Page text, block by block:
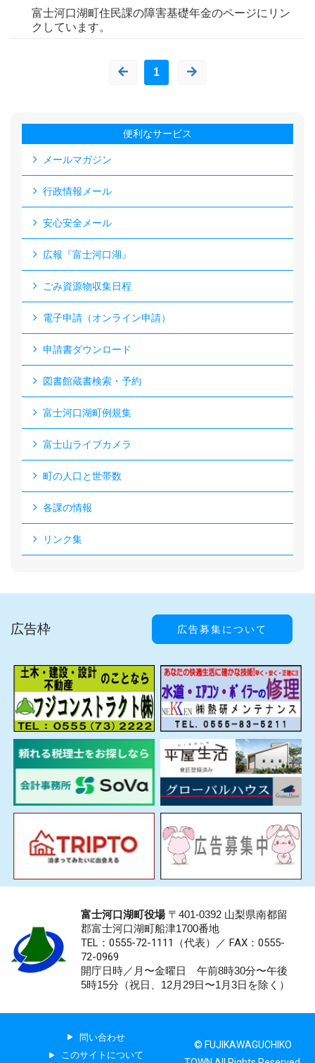
富士河口湖町住民課の障害基礎年金のページにリン
クしています。
1
便利なサービス
メールマガジン
行政情報メール
安心安全メール
広報『富士河口湖』
ごみ資源物収集日程
電子申請（オンライン申請）
申請書ダウンロード
図書館蔵書検索・予約
富士河口湖町例規集
富士山ライブカメラ
町の人口と世帯数
各課の情報
リンク集
広告枠 広告募集について
富士河口湖町役場〒401-0392 山梨県南都留
郡富士河口湖町船津1700番地
TEL：0555-72-1111 （代表）／ FAX：0555-
72-0969
開庁日時／月〜金曜日 午前8時30分〜午後
5時15分（祝日、12月29日〜1月3日を除く）
問い合わせ
このサイトについて
© FUJIKAWAGUCHIKO